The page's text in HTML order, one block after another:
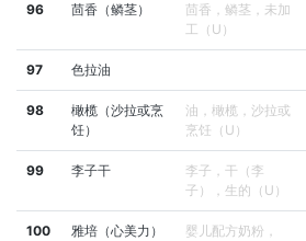
96 茴香（鳞茎）
茴香，鳞茎，未加
工（U）
97 色拉油
98
橄榄（沙拉或烹
饪）
油，橄榄，沙拉或
烹饪（U）
99 李子干
李子，干（李
子），生的（U）
100 雅培（心美力）
婴儿配方奶粉，